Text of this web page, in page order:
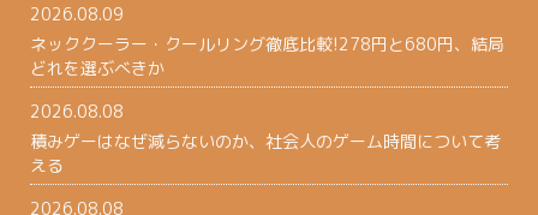
2026.08.09
ネッククーラー・クールリング徹底比較!278円と680円、結局
どれを選ぶべきか
2026.08.08
積みゲーはなぜ減らないのか、社会人のゲーム時間について考
える
2026.08.08